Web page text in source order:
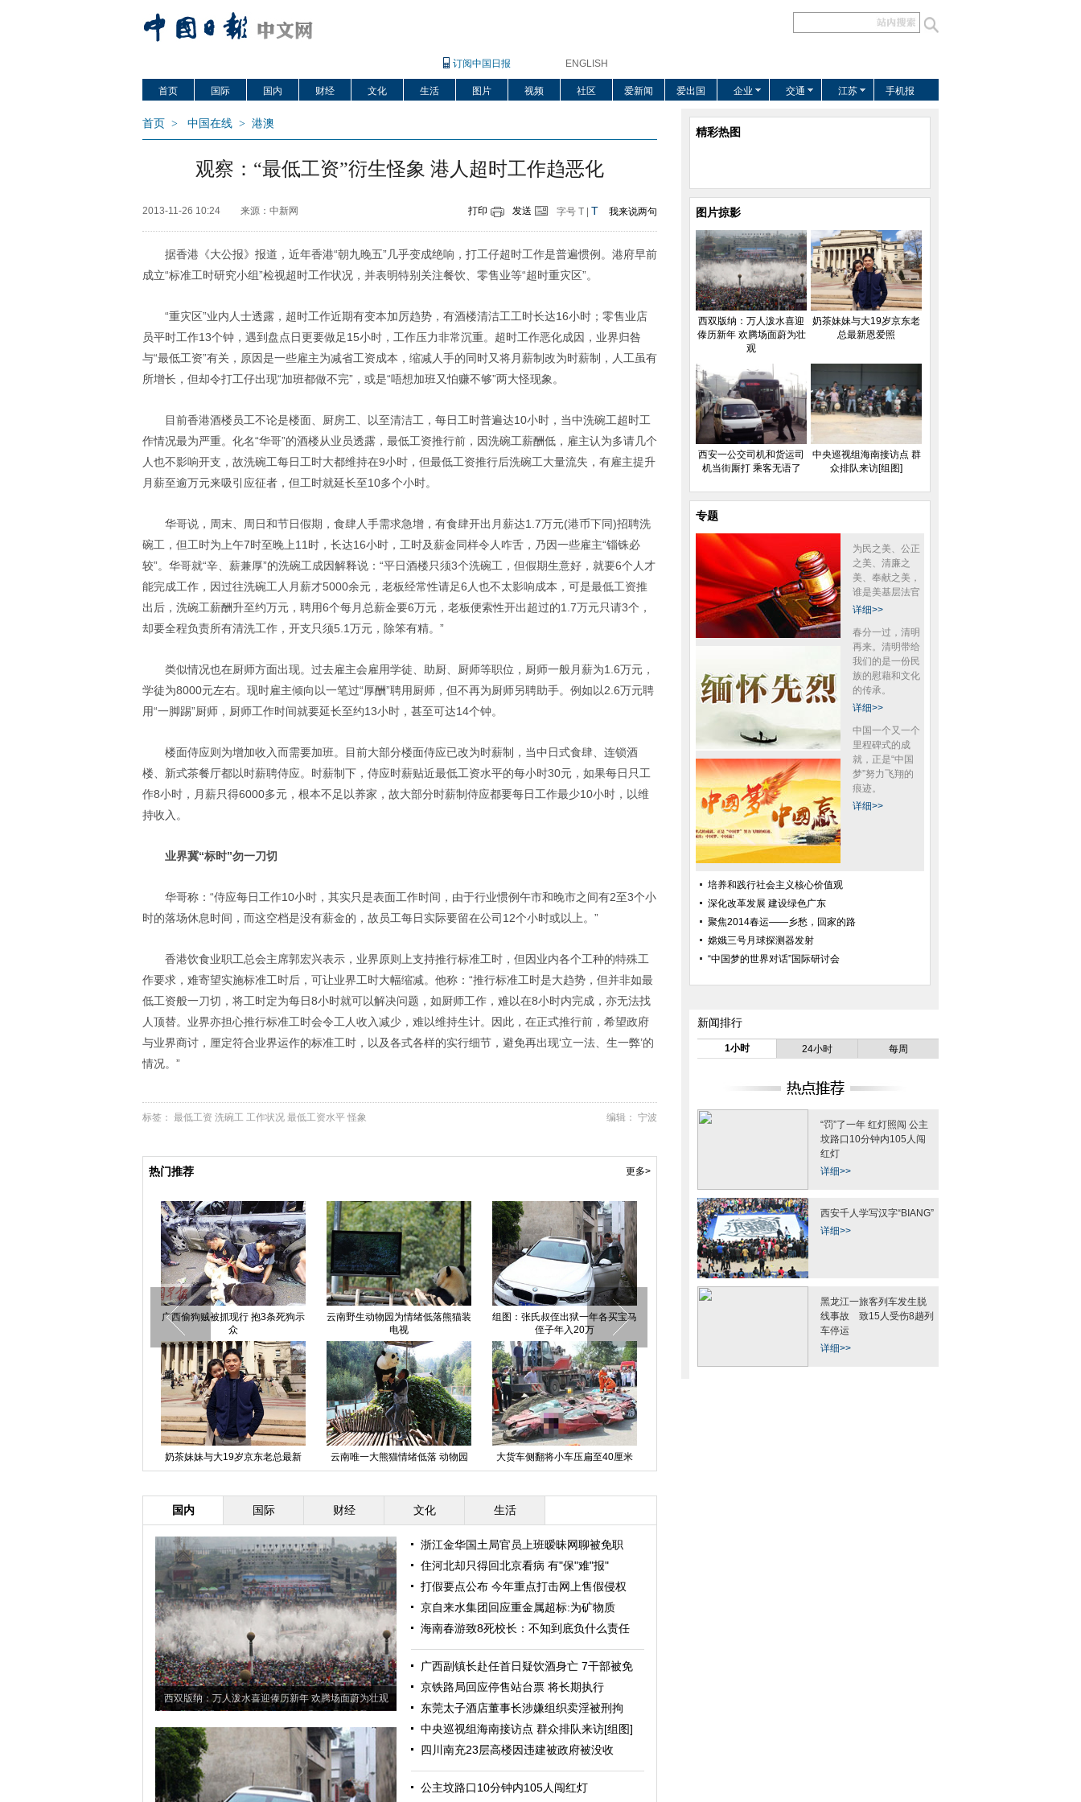
订阅中国日报 ENGLISH
首页 国际 国内 财经 文化 生活 图片 视频 社区 爱新闻 爱出国 企业 交通 江苏 手机报
首页 > 中国在线 > 港澳
观察：“最低工资”衍生怪象 港人超时工作趋恶化
2013-11-26 10:24 来源：中新网 打印 发送 字号 T T 我来说两句
据香港《大公报》报道，近年香港“朝九晚五”几乎变成绝响，打工仔超时工作是普遍惯例。港府早前
成立“标准工时研究小组”检视超时工作状况，并表明特别关注餐饮、零售业等“超时重灾区”。
“重灾区”业内人士透露，超时工作近期有变本加厉趋势，有酒楼清洁工工时长达16小时；零售业店
员平时工作13个钟，遇到盘点日更要做足15小时，工作压力非常沉重。超时工作恶化成因，业界归咎
与“最低工资”有关，原因是一些雇主为减省工资成本，缩减人手的同时又将月薪制改为时薪制，人工虽有
所增长，但却令打工仔出现“加班都做不完”，或是“唔想加班又怕赚不够”两大怪现象。
目前香港酒楼员工不论是楼面、厨房工、以至清洁工，每日工时普遍达10小时，当中洗碗工超时工
作情况最为严重。化名“华哥”的酒楼从业员透露，最低工资推行前，因洗碗工薪酬低，雇主认为多请几个
人也不影响开支，故洗碗工每日工时大都维持在9小时，但最低工资推行后洗碗工大量流失，有雇主提升
月薪至逾万元来吸引应征者，但工时就延长至10多个小时。
华哥说，周末、周日和节日假期，食肆人手需求急增，有食肆开出月薪达1.7万元(港币下同)招聘洗
碗工，但工时为上午7时至晚上11时，长达16小时，工时及薪金同样令人咋舌，乃因一些雇主“锱铢必
较”。华哥就“辛、薪兼厚”的洗碗工成因解释说：“平日酒楼只须3个洗碗工，但假期生意好，就要6个人才
能完成工作，因过往洗碗工人月薪才5000余元，老板经常性请足6人也不太影响成本，可是最低工资推
出后，洗碗工薪酬升至约万元，聘用6个每月总薪金要6万元，老板便索性开出超过的1.7万元只请3个，
却要全程负责所有清洗工作，开支只须5.1万元，除笨有精。”
类似情况也在厨师方面出现。过去雇主会雇用学徒、助厨、厨师等职位，厨师一般月薪为1.6万元，
学徒为8000元左右。现时雇主倾向以一笔过“厚酬”聘用厨师，但不再为厨师另聘助手。例如以2.6万元聘
用“一脚踢”厨师，厨师工作时间就要延长至约13小时，甚至可达14个钟。
楼面侍应则为增加收入而需要加班。目前大部分楼面侍应已改为时薪制，当中日式食肆、连锁酒
楼、新式茶餐厅都以时薪聘侍应。时薪制下，侍应时薪贴近最低工资水平的每小时30元，如果每日只工
作8小时，月薪只得6000多元，根本不足以养家，故大部分时薪制侍应都要每日工作最少10小时，以维
持收入。
业界冀“标时”勿一刀切
华哥称：“侍应每日工作10小时，其实只是表面工作时间，由于行业惯例午市和晚市之间有2至3个小
时的落场休息时间，而这空档是没有薪金的，故员工每日实际要留在公司12个小时或以上。”
香港饮食业职工总会主席郭宏兴表示，业界原则上支持推行标准工时，但因业内各个工种的特殊工
作要求，难寄望实施标准工时后，可让业界工时大幅缩减。他称：“推行标准工时是大趋势，但并非如最
低工资般一刀切，将工时定为每日8小时就可以解决问题，如厨师工作，难以在8小时内完成，亦无法找
人顶替。业界亦担心推行标准工时会令工人收入减少，难以维持生计。因此，在正式推行前，希望政府
与业界商讨，厘定符合业界运作的标准工时，以及各式各样的实行细节，避免再出现‘立一法、生一弊’的
情况。”
编辑： 宁波
标签： 最低工资 洗碗工 工作状况 最低工资水平 怪象
热门推荐 更多>
奶茶妹妹与大19岁京东老总最新
直击"4.07"曲靖东山煤矿透水事故
救援现场
陆毅刘恺威黄晓明吴奇隆 电视
剧“皇帝”比帅(图)
全智贤宋慧乔金泰熙 盘点越长越
逆天的冻龄女神
组图：森碟庆生 石头参加生日宴
对话萌哭网友
英国十大神秘古老的特色迷宫
三地警方破获特大制贩枪支和管制
刀具案
国内 国际 财经 文化 生活
西双版纳：万人泼水喜迎傣历新年 欢腾场面蔚为壮观
浙江金华国土局官员上班暧昧网聊被免职
住河北却只得回北京看病 有"保"难"报"
打假要点公布 今年重点打击网上售假侵权
京自来水集团回应重金属超标:为矿物质
海南春游致8死校长：不知到底负什么责任
广西副镇长赴任首日疑饮酒身亡 7干部被免
京铁路局回应停售站台票 将长期执行
东莞太子酒店董事长涉嫌组织卖淫被刑拘
中央巡视组海南接访点 群众排队来访[组图]
四川南充23层高楼因违建被政府被没收
公主坟路口10分钟内105人闯红灯
精彩热图
图片掠影
西双版纳：万人泼水喜迎
傣历新年 欢腾场面蔚为壮
观
奶茶妹妹与大19岁京东老
总最新恩爱照
西安一公交司机和货运司
机当街厮打 乘客无语了
中央巡视组海南接访点 群
众排队来访[组图]
专题
为民之美、公正
之美、清廉之
美、奉献之美，
谁是美基层法官
详细>>
春分一过，清明
再来。清明带给
我们的是一份民
族的慰藉和文化
的传承。
详细>>
中国一个又一个
里程碑式的成
就，正是“中国
梦”努力飞翔的
痕迹。
详细>>
培养和践行社会主义核心价值观
深化改革发展 建设绿色广东
聚焦2014春运——乡愁，回家的路
嫦娥三号月球探测器发射
“中国梦的世界对话”国际研讨会
新闻排行
1小时 24小时 每周
“罚”了一年 红灯照闯 公主
坟路口10分钟内105人闯
红灯
详细>>
西安千人学写汉字“BIANG”
详细>>
黑龙江一旅客列车发生脱
线事故 致15人受伤8趟列
车停运
详细>>